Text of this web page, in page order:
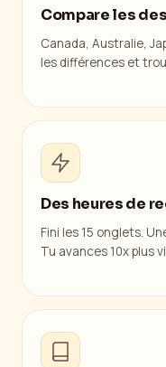
Compare les
Canada, Australie,
les différences et
Des heures de
Fini les 15 onglets.
Tu avances 10x plus